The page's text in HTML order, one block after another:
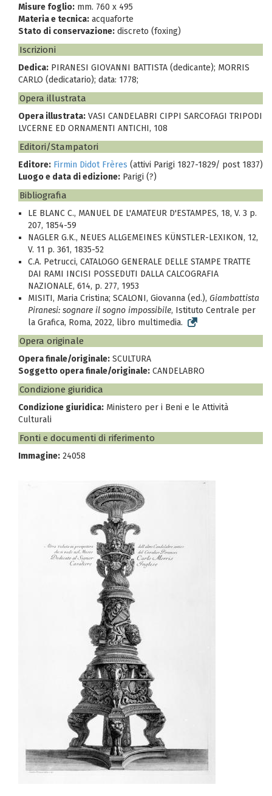
Misure foglio: mm. 760 x 495
Materia e tecnica: acquaforte
Stato di conservazione: discreto (foxing)
Iscrizioni
Dedica: PIRANESI GIOVANNI BATTISTA (dedicante); MORRIS
CARLO (dedicatario); data: 1778;
Opera illustrata
Opera illustrata: VASI CANDELABRI CIPPI SARCOFAGI TRIPODI
LVCERNE ED ORNAMENTI ANTICHI, 108
Editori/Stampatori
Editore: Firmin Didot Frères (attivi Parigi 1827-1829/ post 1837)
Luogo e data di edizione: Parigi (?)
Bibliografia
LE BLANC C., MANUEL DE L'AMATEUR D'ESTAMPES, 18, V. 3 p.
207, 1854-59
NAGLER G.K., NEUES ALLGEMEINES KÜNSTLER-LEXIKON, 12,
V. 11 p. 361, 1835-52
C.A. Petrucci, CATALOGO GENERALE DELLE STAMPE TRATTE
DAI RAMI INCISI POSSEDUTI DALLA CALCOGRAFIA
NAZIONALE, 614, p. 277, 1953
MISITI, Maria Cristina; SCALONI, Giovanna (ed.), Giambattista
Piranesi: sognare il sogno impossibile, Istituto Centrale per
la Grafica, Roma, 2022, libro multimedia.
Opera originale
Opera finale/originale: SCULTURA
Soggetto opera finale/originale: CANDELABRO
Condizione giuridica
Condizione giuridica: Ministero per i Beni e le Attività
Culturali
Fonti e documenti di riferimento
Immagine: 24058